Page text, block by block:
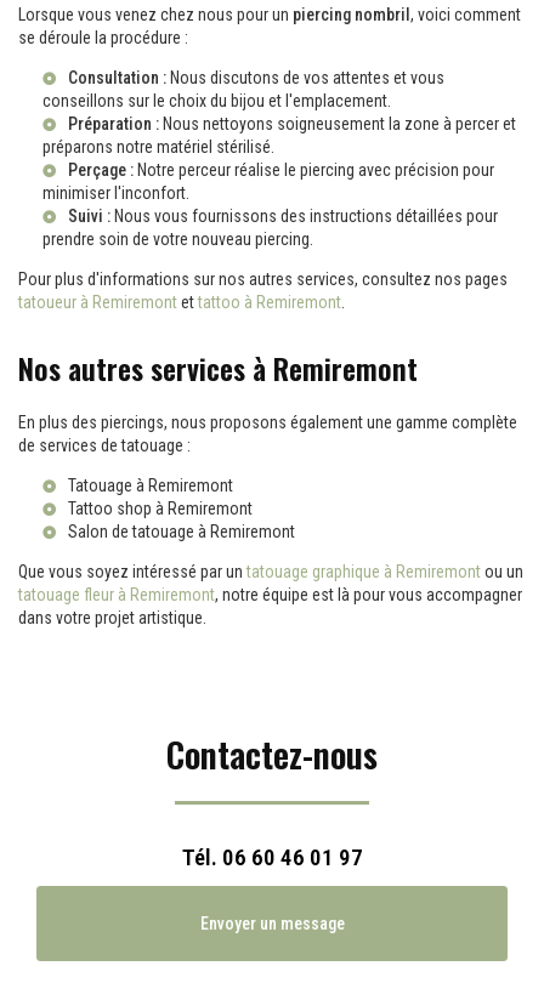
Lorsque vous venez chez nous pour un piercing nombril , voici comment
se déroule la procédure :
Consultation : Nous discutons de vos attentes et vous
conseillons sur le choix du bijou et l'emplacement.
Préparation : Nous nettoyons soigneusement la zone à percer et
préparons notre matériel stérilisé.
Perçage : Notre perceur réalise le piercing avec précision pour
minimiser l'inconfort.
Suivi : Nous vous fournissons des instructions détaillées pour
prendre soin de votre nouveau piercing.
Pour plus d'informations sur nos autres services, consultez nos pages
tatoueur à Remiremontettattoo à Remiremont
Nos autres services à Remiremont
En plus des piercings, nous proposons également une gamme complète
de services de tatouage :
Tatouage à Remiremont
Tattoo shop à Remiremont
Salon de tatouage à Remiremont
Que vous soyez intéressé par untatouage graphique à Remiremontou un
tatouage fleur à Remiremont, notre équipe est là pour vous accompagner
dans votre projet artistique.
Contactez-nous
Tél. 06 60 46 01 97
Envoyer un message